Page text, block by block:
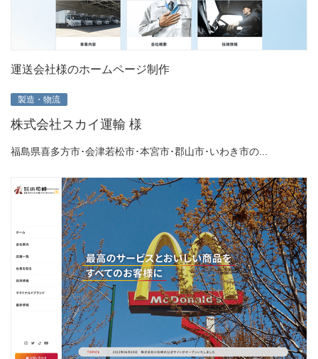
運送会社様のホームページ制作
製造・物流
株式会社スカイ運輸 様
福島県喜多方市･会津若松市･本宮市･郡山市･いわき市の...